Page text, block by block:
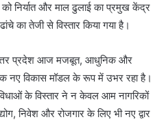
निर्यात और माल ढुलाई का प्रमुख केंद्र
का तेजी से विस्तार किया गया है।
प्रदेश आज मजबूत, आधुनिक और
नए विकास मॉडल के रूप में उभर रहा है।
के विस्तार ने न केवल आम नागरिकों
निवेश और रोजगार के लिए भी नए द्वार